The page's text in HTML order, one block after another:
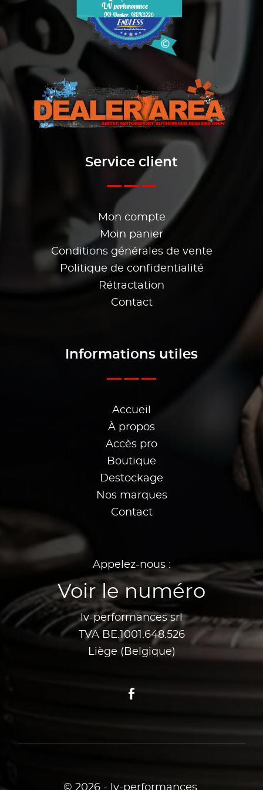
Service client
Mon compte
Moin panier
Conditions générales de vente
Politique de confidentialité
Rétractation
Contact
Informations utiles
Accueil
À propos
Accès pro
Boutique
Destockage
Nos marques
Contact
Appelez-nous :
Voir le numéro
lv-performances srl
TVA BE.1001.648.526
Liège (Belgique)
© 2026 - lv-performances.